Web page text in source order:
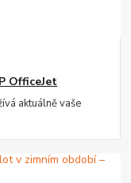
OfficeJet
aktuálně vaše